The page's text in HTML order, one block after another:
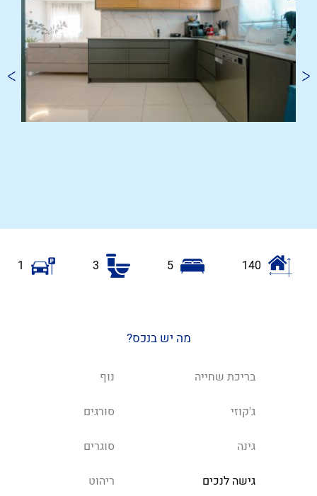
140
5
3
1
מה יש בנכס?
בריכת שחייה נוף
ג'קוזי סורגים
גינה סוגרים
גישה לנכים ריהוט